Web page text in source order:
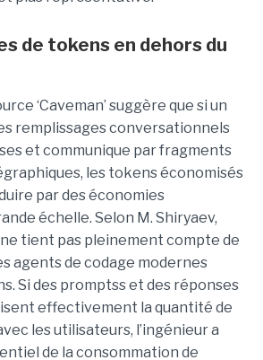
de tokens en dehors du
‘Caveman’ suggère que si un
remplissages conversationnels
et communique par fragments
les tokens économisés
par des économies
échelle. Selon M. Shiryaev,
tient pas pleinement compte de
agents de codage modernes
Si des promptss et des réponses
effectivement la quantité de
les utilisateurs, l’ingénieur a
de la consommation de